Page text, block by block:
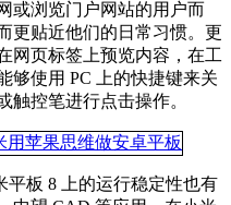
或浏览门户网站的用户而
更贴近他们的日常习惯。更
网页标签上预览内容，在工
够使用 PC 上的快捷键来关
触控笔进行点击操作。
平板 8 上的运行稳定性也有